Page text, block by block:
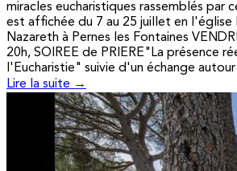
miracles eucharistiques rassemblés par
est affichée du 7 au 25 juillet en l'église
Nazareth à Pernes les Fontaines
20h, SOIREE de PRIERE"La présence
l'Eucharistie" suivie d'un échange
Lire la suite →